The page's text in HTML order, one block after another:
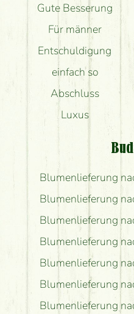
Gute Besserung
Für männer
Entschuldigung
einfach so
Abschluss
Luxus
Blumenlieferung
Blumenlieferung
Blumenlieferung
Blumenlieferung
Blumenlieferung
Blumenlieferung
Blumenlieferung